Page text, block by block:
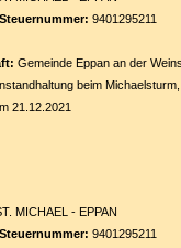
9401295211
Gemeinde Eppan an der
beim
21.12.2021
MICHAEL - EPPAN
9401295211